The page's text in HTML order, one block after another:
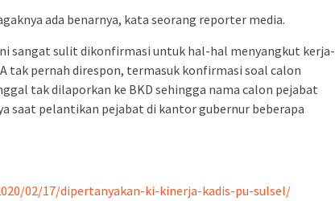
ada benarnya, kata seorang reporter media.
sangat sulit dikonfirmasi untuk hal-hal menyangkut kerja-
tak pernah direspon, termasuk konfirmasi soal calon
tak dilaporkan ke BKD sehingga nama calon pejabat
saat pelantikan pejabat di kantor gubernur beberapa
02/17/dipertanyakan-ki-kinerja-kadis-pu-sulsel/